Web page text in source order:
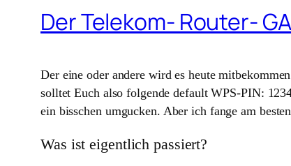
Der Telekom- Router-
Der eine oder andere wird es heute
solltet Euch also folgende default WPS-PIN:
ein bisschen umgucken. Aber ich fange am
Was ist eigentlich passiert?